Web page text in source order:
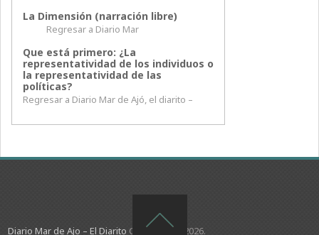
La Dimensión (narración libre)
Regresar a Diario Mar
Que está primero: ¿La
representatividad de los individuos o
la representatividad de las
políticas?
Regresar a Diario Mar de Ajó, el diarito –
Diario Mar de Ajo – El Diarito Copyright © 2026.